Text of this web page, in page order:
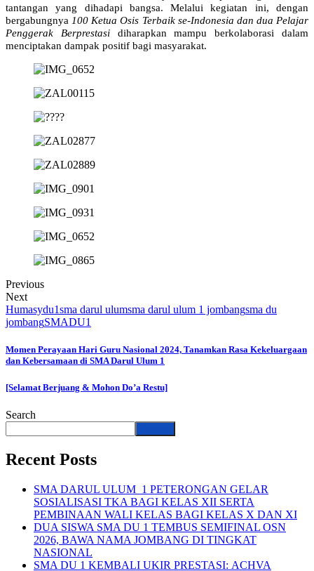
tantangan yang dihadapi bangsa. Melalui kegiatan ini, dengan
bergabungnya 100 Ketua Osis Terbaik se-Indonesia dan dua Pelajar
Penggerak Berprestasi diharapkan mampu berkolaborasi dalam
menciptakan dampak positif bagi masyarakat.
Previous
Next
Humasydu1sma darul ulumsma darul ulum 1 jombangsma du
jombangSMADU1
Momen Perayaan Hari Guru Nasional 2024, Tanamkan Rasa Kekeluargaan
dan Kebersamaan di SMA Darul Ulum 1
[Selamat Berjuang & Mohon Do’a Restu]
Search
Recent Posts
SMA DARUL ULUM 1 PETERONGAN GELAR
SOSIALISASI TKA BAGI KELAS XII SERTA
PEMBINAAN WALI KELAS BAGI KELAS X DAN XI
DUA SISWA SMA DU 1 TEMBUS SEMIFINAL OSN
2026, BAWA NAMA JOMBANG DI TINGKAT
NASIONAL
SMA DU 1 KEMBALI UKIR PRESTASI: ACHVA